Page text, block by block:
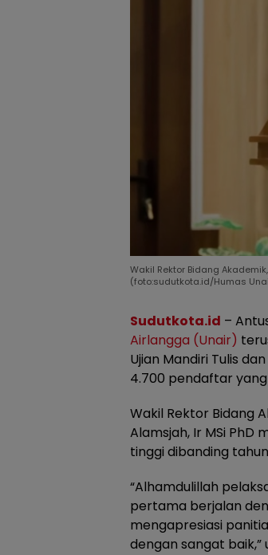
Wakil Rektor Bidang
(foto:sudutkota.id/Humas
Sudutkota.id –
Airlangga (Unair)
Ujian Mandiri Tulis
4.700 pendaftar
Wakil Rektor Bidang
Alamsjah, Ir MSi
tinggi dibanding
“Alhamdulillah
pertama berjalan
mengapresiasi
dengan sangat